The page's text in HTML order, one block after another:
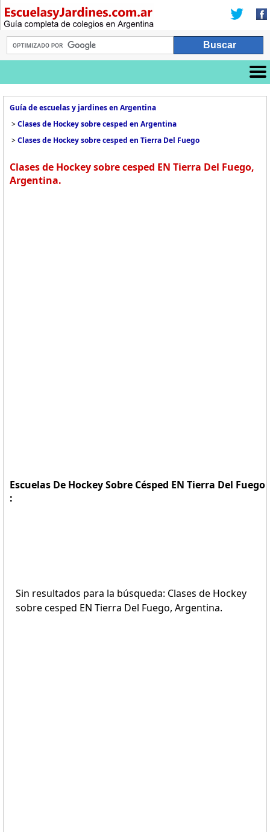
Guía de escuelas y jardines en Argentina
>Clases de Hockey sobre cesped en Argentina
>Clases de Hockey sobre cesped en Tierra Del Fuego
Clases de Hockey sobre cesped EN Tierra Del Fuego,
Argentina.
Escuelas De Hockey Sobre Césped EN Tierra Del Fuego
:
Sin resultados para la búsqueda: Clases de Hockey
sobre cesped EN Tierra Del Fuego, Argentina.